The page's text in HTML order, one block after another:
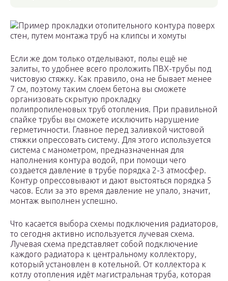
Пример прокладки отопительного контура поверх
стен, путем монтажа труб на клипсы и хомуты
Если же дом только отделывают, полы ещё не
залиты, то удобнее всего проложить ПВХ-трубы под
чистовую стяжку. Как правило, она не бывает менее
7 см, поэтому таким слоем бетона вы сможете
организовать скрытую прокладку
полипропиленовых труб отопления. При правильной
спайке трубы вы сможете исключить нарушение
герметичности. Главное перед заливкой чистовой
стяжки опрессовать систему. Для этого используется
система с манометром, предназначенная для
наполнения контура водой, при помощи чего
создается давление в трубе порядка 2-3 атмосфер.
Контур опрессовывают и дают выстояться порядка 5
часов. Если за это время давление не упало, значит,
монтаж выполнен успешно.
Что касается выбора схемы подключения радиаторов,
то сегодня активно используется лучевая схема.
Лучевая схема представляет собой подключение
каждого радиатора к центральному коллектору,
который установлен в котельной. От коллектора к
котлу отопления идёт магистральная труба, которая